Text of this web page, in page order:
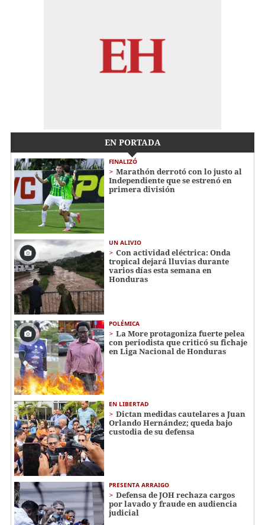
EN PORTADA
FINALIZÓ
Marathón derrotó con lo justo al
Independiente que se estrenó en
primera división
UN ALIVIO
Con actividad eléctrica: Onda
tropical dejará lluvias durante
varios días esta semana en
Honduras
POLÉMICA
La More protagoniza fuerte pelea
con periodista que criticó su fichaje
en Liga Nacional de Honduras
EN LIBERTAD
Dictan medidas cautelares a Juan
Orlando Hernández; queda bajo
custodia de su defensa
PRESENTA ARRAIGO
Defensa de JOH rechaza cargos
por lavado y fraude en audiencia
judicial